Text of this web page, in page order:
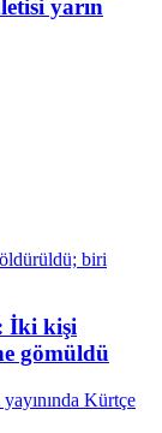
yarın
İki kişi
gömüldü